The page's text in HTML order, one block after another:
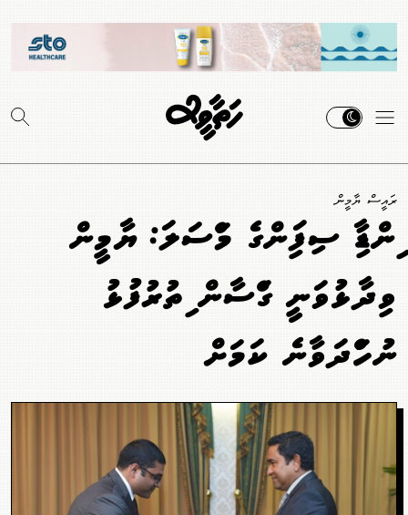
ރައީސް ޔާމީން
އިންޑިއާ ސިފައިންގެ މައްސަލަ: ޔާމީން
ވިދާޅުވަނީ ގައްސާން އިތުރުފުޅު
ނުހައްދަވާނެ ކަމަށް